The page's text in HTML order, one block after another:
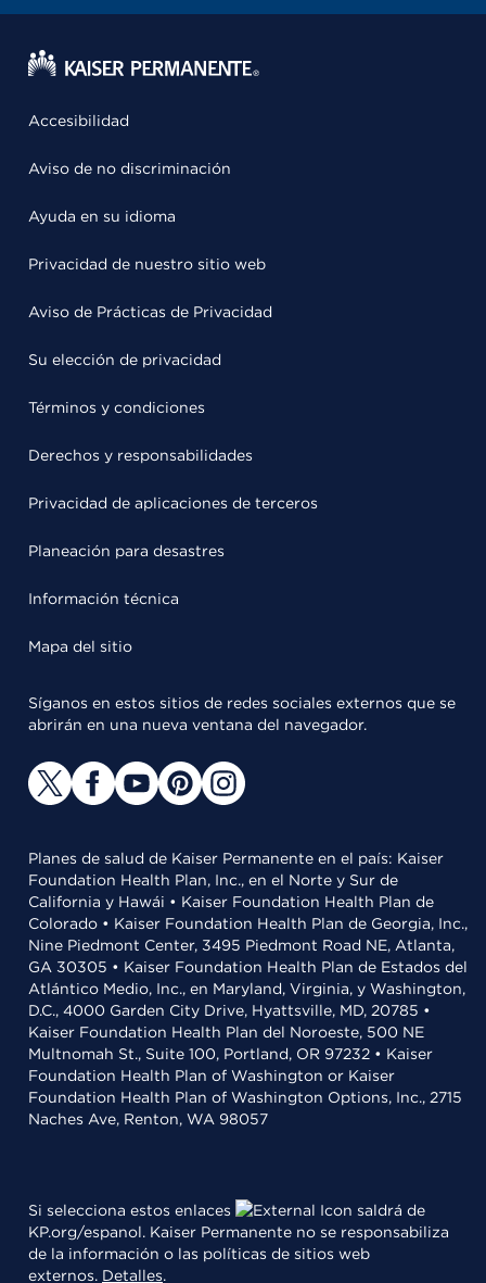
Accesibilidad
Aviso de no discriminación
Ayuda en su idioma
Privacidad de nuestro sitio web
Aviso de Prácticas de Privacidad
Su elección de privacidad
Términos y condiciones
Derechos y responsabilidades
Privacidad de aplicaciones de terceros
Planeación para desastres
Información técnica
Mapa del sitio
Síganos en estos sitios de redes sociales externos que se
abrirán en una nueva ventana del navegador.
Planes de salud de Kaiser Permanente en el país: Kaiser
Foundation Health Plan, Inc., en el Norte y Sur de
California y Hawái • Kaiser Foundation Health Plan de
Colorado • Kaiser Foundation Health Plan de Georgia, Inc.,
Nine Piedmont Center, 3495 Piedmont Road NE, Atlanta,
GA 30305 • Kaiser Foundation Health Plan de Estados del
Atlántico Medio, Inc., en Maryland, Virginia, y Washington,
D.C., 4000 Garden City Drive, Hyattsville, MD, 20785 •
Kaiser Foundation Health Plan del Noroeste, 500 NE
Multnomah St., Suite 100, Portland, OR 97232 • Kaiser
Foundation Health Plan of Washington or Kaiser
Foundation Health Plan of Washington Options, Inc., 2715
Naches Ave, Renton, WA 98057
Si selecciona estos enlaces
saldrá de
KP.org/espanol. Kaiser Permanente no se responsabiliza
de la información o las políticas de sitios web
externos. Detalles.